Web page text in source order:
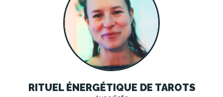
RITUEL ÉNERGÉTIQUE DE TAROTS